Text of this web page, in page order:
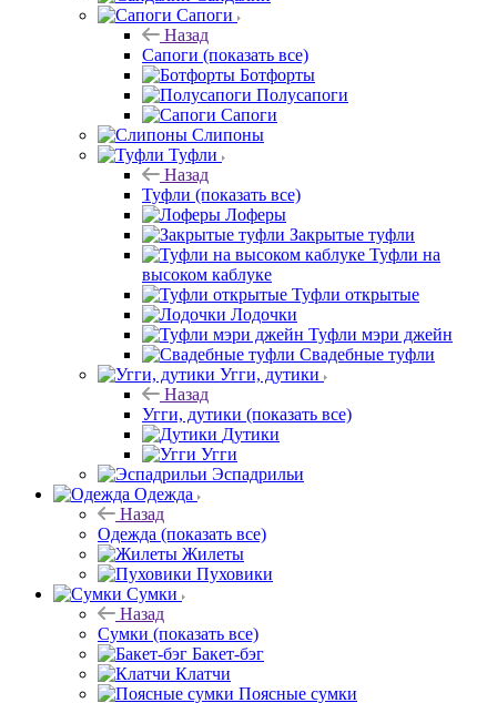
Сапоги
Назад
Сапоги (показать все)
Ботфорты
Полусапоги
Сапоги
Слипоны
Туфли
Назад
Туфли (показать все)
Лоферы
Закрытые туфли
Туфли на
высоком каблуке
Туфли открытые
Лодочки
Туфли мэри джейн
Свадебные туфли
Угги, дутики
Назад
Угги, дутики (показать все)
Дутики
Угги
Эспадрильи
Одежда
Назад
Одежда (показать все)
Жилеты
Пуховики
Сумки
Назад
Сумки (показать все)
Бакет-бэг
Клатчи
Поясные сумки